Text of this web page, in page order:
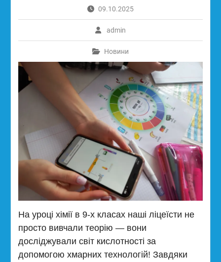
09.10.2025
admin
Новини
На уроці хімії в 9-х класах наші ліцеїсти не
просто вивчали теорію — вони
досліджували світ кислотності за
допомогою хмарних технологій! Завдяки